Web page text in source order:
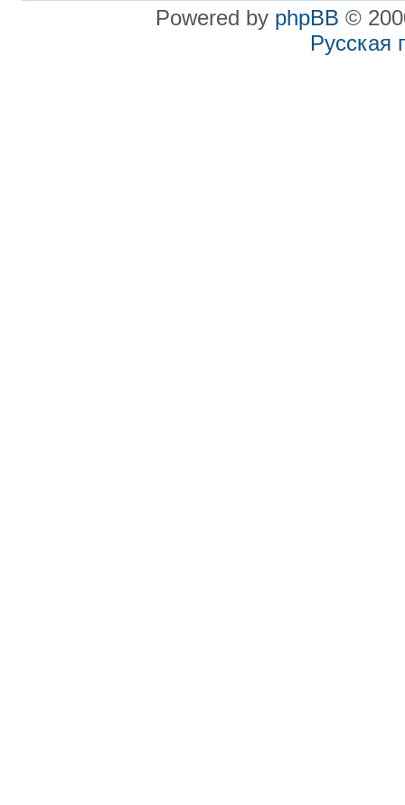
Powered by phpBB ©
Русская